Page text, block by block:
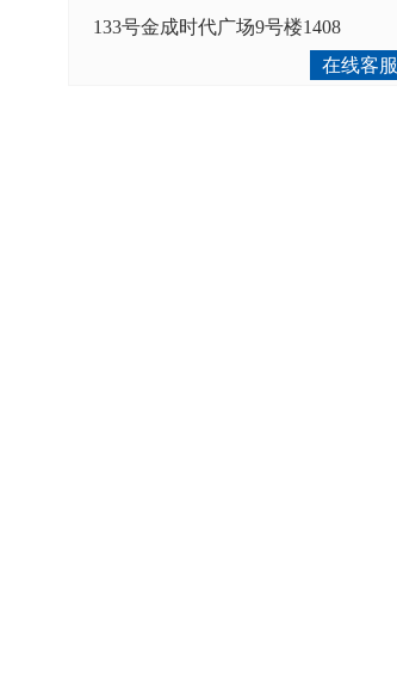
133号金成时代广场9号楼1408
在线客服